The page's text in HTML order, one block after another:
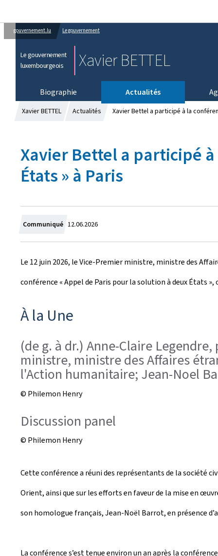
gouvernement.lu Le gouvernement
Le gouvernement
luxembourgeois
Xavier BETTEL
Biographie Actualités
Xavier BETTEL Actualités Xavier Bettel a participé à la
Xavier Bettel a participé
États » à Paris
Communiqué C
r
é
e
e
12.06.2026
Le 12 juin 2026, le Vice-Premier ministre, ministre des
conférence « Appel de Paris pour la solution à deux États »,
À la Une
(de g. à dr.) Anne-Claire
ministre, ministre des Affaires
l'Action humanitaire; Jean-Noel
© Philemon Henry
Discussion panel
© Philemon Henry
Cette conférence a réuni des représentants de la société
Orient, ainsi que sur les efforts en faveur de la mise en
son homologue français, Jean-Noël Barrot, en présence
La conférence s’est tenue environ un an après la